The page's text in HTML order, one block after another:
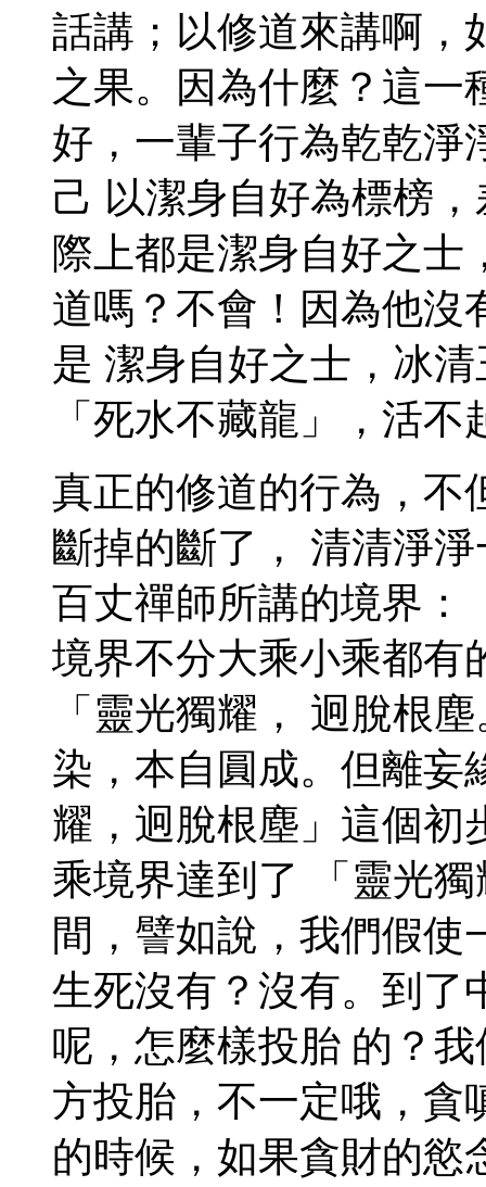
話講；以修道來講啊，
之果。因為什麼？這一
好，一輩子行為乾乾淨
己 以潔身自好為標榜
際上都是潔身自好之士
道嗎？不會！因為他沒
是 潔身自好之士，冰
「死水不藏龍」，活不
真正的修道的行為，不
斷掉的斷了， 清清淨
百丈禪師所講的境界：
境界不分大乘小乘都有
「靈光獨耀， 迥脫根
染，本自圓成。但離妄
耀，迥脫根塵」這個初
乘境界達到了 「靈光
間，譬如說，我們假使
生死沒有？沒有。到了
呢，怎麼樣投胎 的？
方投胎，不一定哦，貪
的時候，如果貪財的慾